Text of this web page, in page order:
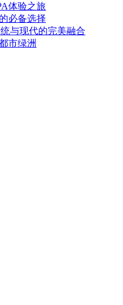
体验之旅
必备选择
与现代的完美融合
市绿洲